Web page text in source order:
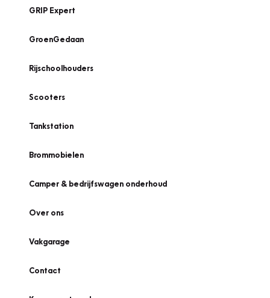
GRIP Expert
GroenGedaan
Rijschoolhouders
Scooters
Tankstation
Brommobielen
Camper & bedrijfswagen onderhoud
Over ons
Vakgarage
Contact